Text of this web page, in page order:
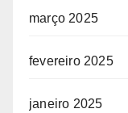
março 2025
fevereiro 2025
janeiro 2025